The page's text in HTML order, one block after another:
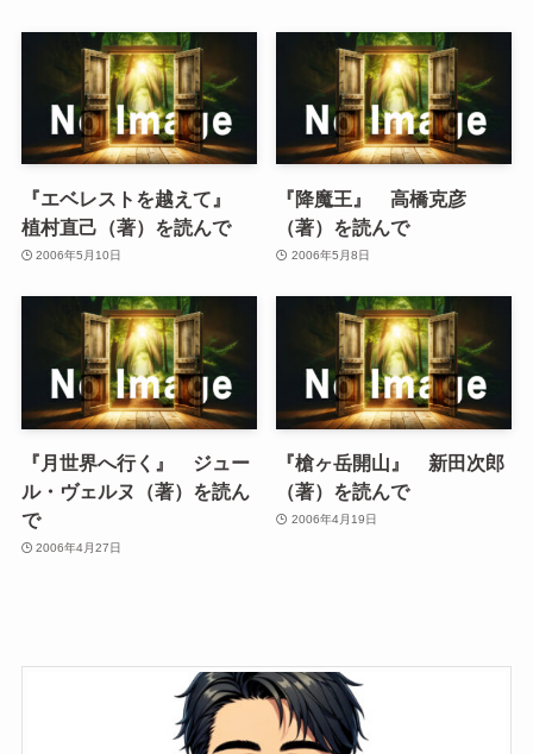
『エベレストを越えて』
植村直己（著）を読んで
2006年5月10日
『降魔王』 高橋克彦
（著）を読んで
2006年5月8日
『月世界へ行く』 ジュー
ル・ヴェルヌ（著）を読ん
で
2006年4月27日
『槍ヶ岳開山』 新田次郎
（著）を読んで
2006年4月19日